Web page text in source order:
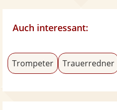
Auch interessant:
Trompeter Trauerredner